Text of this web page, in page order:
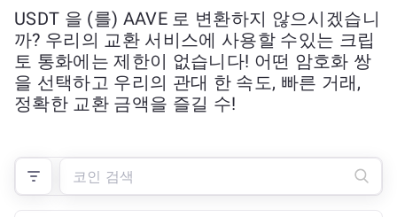
USDT 을 (를) AAVE 로 변환하지 않으시겠습니
까? 우리의 교환 서비스에 사용할 수있는 크립
토 통화에는 제한이 없습니다! 어떤 암호화 쌍
을 선택하고 우리의 관대 한 속도, 빠른 거래,
정확한 교환 금액을 즐길 수!